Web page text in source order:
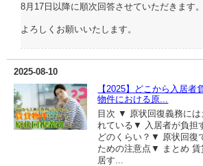
8月17日以降に順次回答させていただきます。
よろしくお願いいたします。
2025-08-10
【2025】どこから入居
物件における原...
目次 ▼ 原状回復義務には
れている▼ 入居者が負担
どのくらい？▼ 原状回復
ための注意点▼ まとめ 賃
居す...